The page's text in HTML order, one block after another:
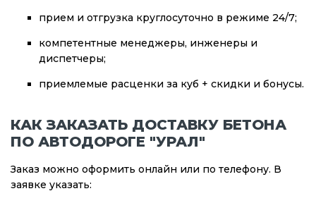
прием и отгрузка круглосуточно в режиме 24/7;
компетентные менеджеры, инженеры и
диспетчеры;
приемлемые расценки за куб + скидки и бонусы.
КАК ЗАКАЗАТЬ ДОСТАВКУ БЕТОНА
ПО АВТОДОРОГЕ "УРАЛ"
Заказ можно оформить онлайн или по телефону. В
заявке указать: